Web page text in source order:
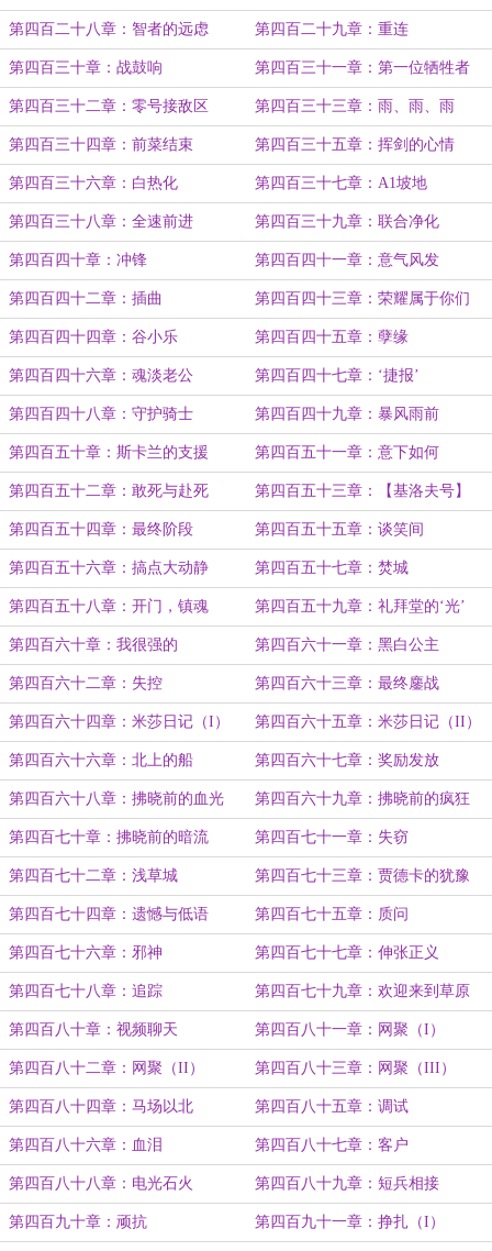
第四百二十八章：智者的远虑 第四百二十九章：重连
第四百三十章：战鼓响 第四百三十一章：第一位牺牲者
第四百三十二章：零号接敌区 第四百三十三章：雨、雨、雨
第四百三十四章：前菜结束 第四百三十五章：挥剑的心情
第四百三十六章：白热化 第四百三十七章：A1坡地
第四百三十八章：全速前进 第四百三十九章：联合净化
第四百四十章：冲锋 第四百四十一章：意气风发
第四百四十二章：插曲 第四百四十三章：荣耀属于你们
第四百四十四章：谷小乐 第四百四十五章：孽缘
第四百四十六章：魂淡老公 第四百四十七章：‘捷报’
第四百四十八章：守护骑士 第四百四十九章：暴风雨前
第四百五十章：斯卡兰的支援 第四百五十一章：意下如何
第四百五十二章：敢死与赴死 第四百五十三章：【基洛夫号】
第四百五十四章：最终阶段 第四百五十五章：谈笑间
第四百五十六章：搞点大动静 第四百五十七章：焚城
第四百五十八章：开门，镇魂 第四百五十九章：礼拜堂的‘光’
第四百六十章：我很强的 第四百六十一章：黑白公主
第四百六十二章：失控 第四百六十三章：最终鏖战
第四百六十四章：米莎日记（I） 第四百六十五章：米莎日记（II）
第四百六十六章：北上的船 第四百六十七章：奖励发放
第四百六十八章：拂晓前的血光 第四百六十九章：拂晓前的疯狂
第四百七十章：拂晓前的暗流 第四百七十一章：失窃
第四百七十二章：浅草城 第四百七十三章：贾德卡的犹豫
第四百七十四章：遗憾与低语 第四百七十五章：质问
第四百七十六章：邪神 第四百七十七章：伸张正义
第四百七十八章：追踪 第四百七十九章：欢迎来到草原
第四百八十章：视频聊天 第四百八十一章：网聚（I）
第四百八十二章：网聚（II） 第四百八十三章：网聚（III）
第四百八十四章：马场以北 第四百八十五章：调试
第四百八十六章：血泪 第四百八十七章：客户
第四百八十八章：电光石火 第四百八十九章：短兵相接
第四百九十章：顽抗 第四百九十一章：挣扎（I）